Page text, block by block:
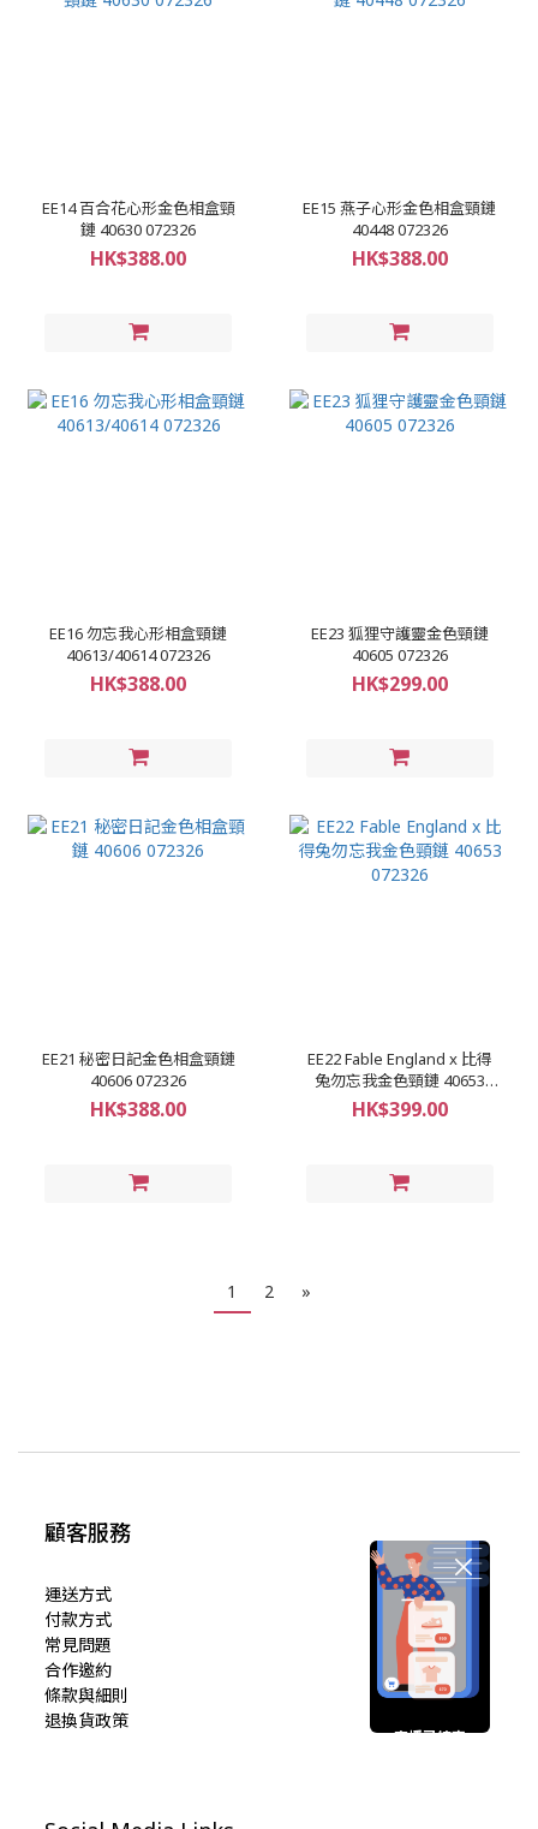
EE14 百合花心形金色相盒頸
鏈 40630 072326
HK$388.00
EE15 燕子心形金色相盒頸鏈
40448 072326
HK$388.00
EE16 勿忘我心形相盒頸鏈
40613/40614 072326
HK$388.00
EE23 狐狸守護靈金色頸鏈
40605 072326
HK$299.00
EE21 秘密日記金色相盒頸鏈
40606 072326
HK$388.00
EE22 Fable England x 比得
兔勿忘我金色頸鏈 40653
072326
HK$399.00
1 2 »
顧客服務
運送方式
付款方式
常見問題
合作邀約
條款與細則
退換貨政策
直播已結束